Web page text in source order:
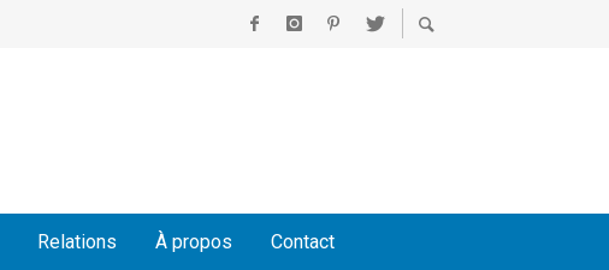
Relations À propos Contact